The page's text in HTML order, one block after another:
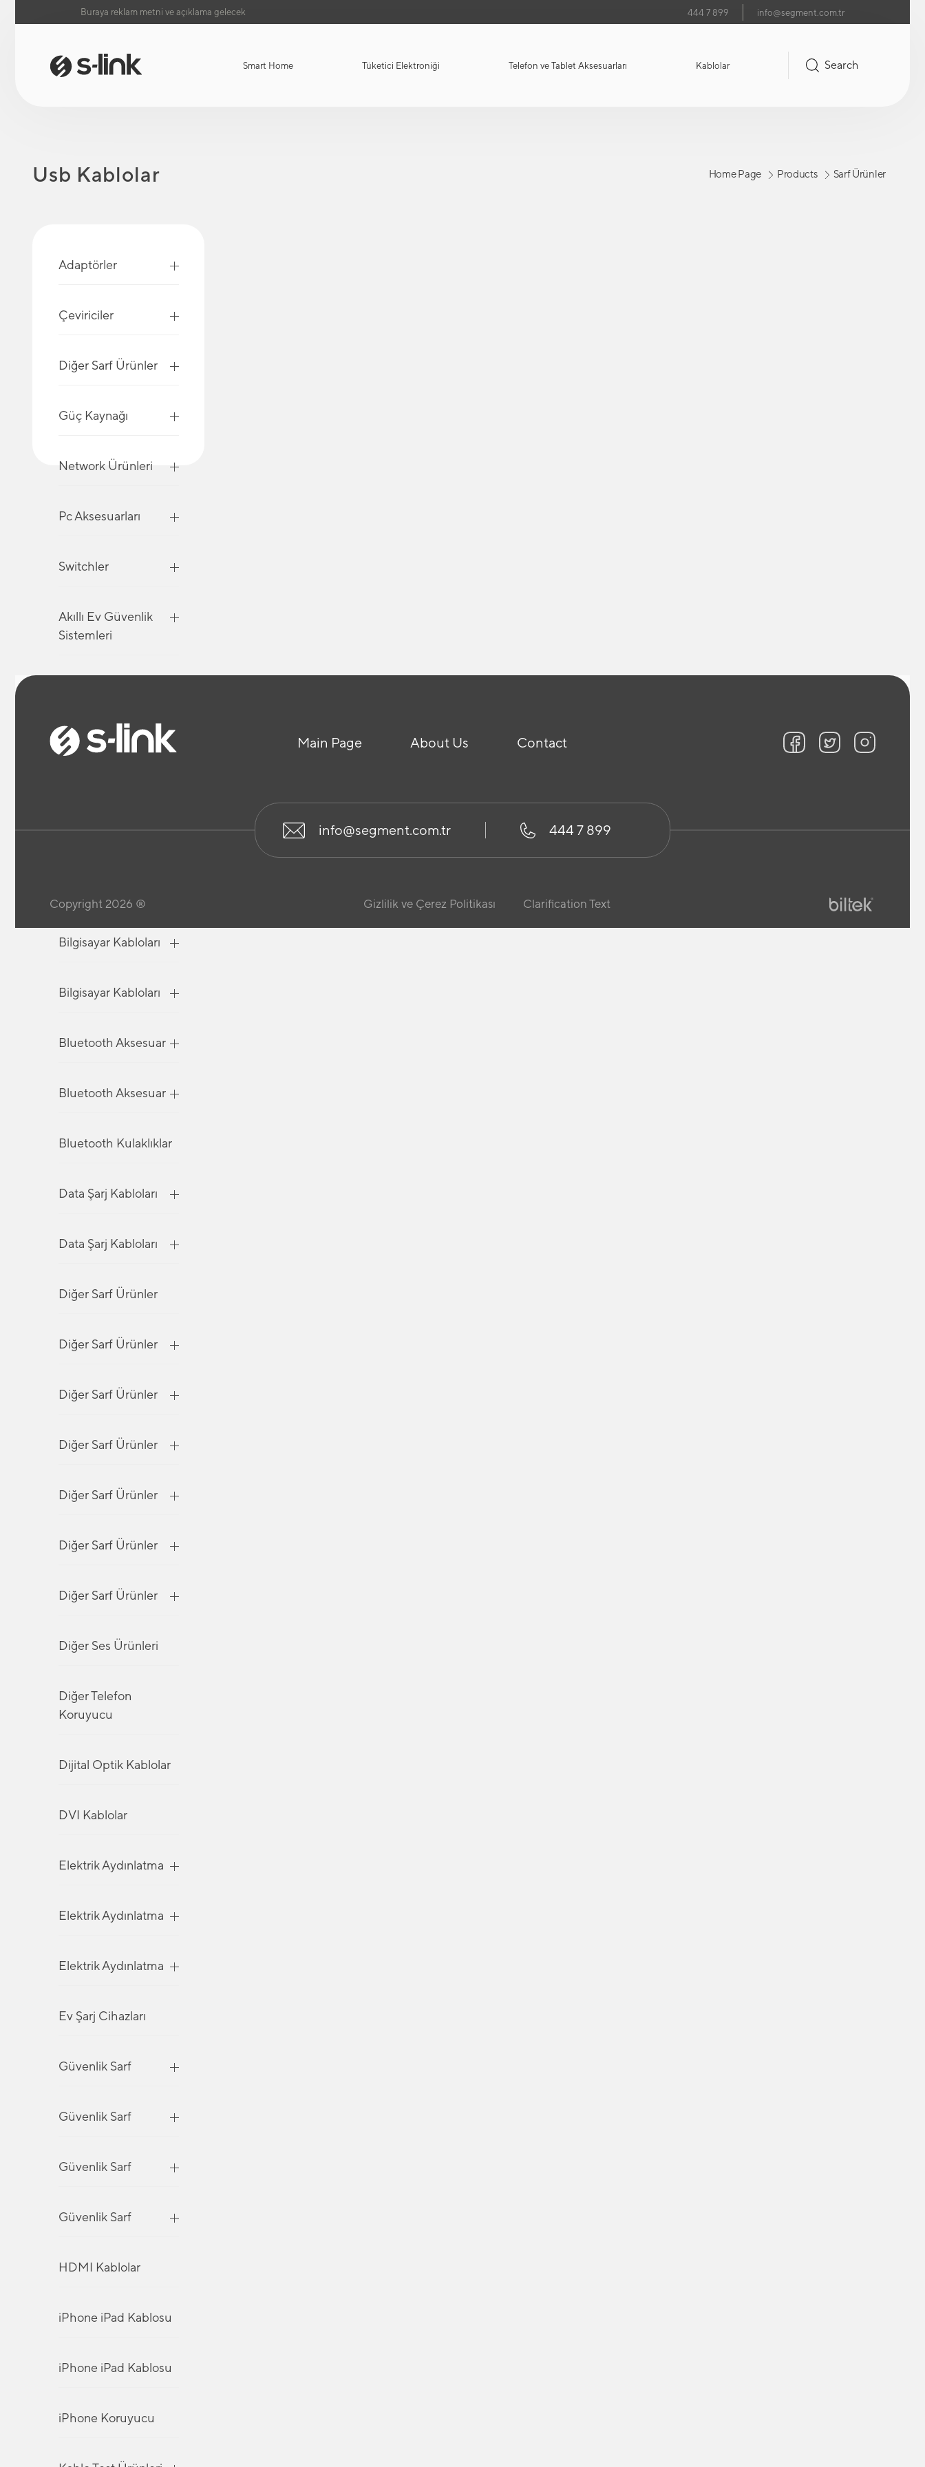
Buraya reklam metni ve açıklama gelecek 444 7 899 info@segment.com.tr
Smart Home Tüketici Elektroniği Telefon ve Tablet Aksesuarları Kablolar Search
Usb Kablolar Home Page Products Sarf Ürünler
Adaptörler
Çeviriciler
Diğer Sarf Ürünler
Güç Kaynağı
Network Ürünleri
Pc Aksesuarları
Switchler
Akıllı Ev Güvenlik
Sistemleri
Akıllı Ev Güvenlik
Bilgisayar Kabloları
Bilgisayar Kabloları
Bluetooth Aksesuar
Bluetooth Aksesuar
Bluetooth Kulaklıklar
Data Şarj Kabloları
Data Şarj Kabloları
Diğer Sarf Ürünler
Diğer Sarf Ürünler
Diğer Sarf Ürünler
Diğer Sarf Ürünler
Diğer Sarf Ürünler
Diğer Sarf Ürünler
Diğer Sarf Ürünler
Diğer Ses Ürünleri
Diğer Telefon
Koruyucu
Dijital Optik Kablolar
DVI Kablolar
Elektrik Aydınlatma
Elektrik Aydınlatma
Elektrik Aydınlatma
Ev Şarj Cihazları
Güvenlik Sarf
Güvenlik Sarf
Güvenlik Sarf
Güvenlik Sarf
HDMI Kablolar
iPhone iPad Kablosu
iPhone iPad Kablosu
iPhone Koruyucu
Main Page About Us Contact
info@segment.com.tr 444 7 899
Copyright 2026 ® Gizlilik ve Çerez Politikası Clarification Text